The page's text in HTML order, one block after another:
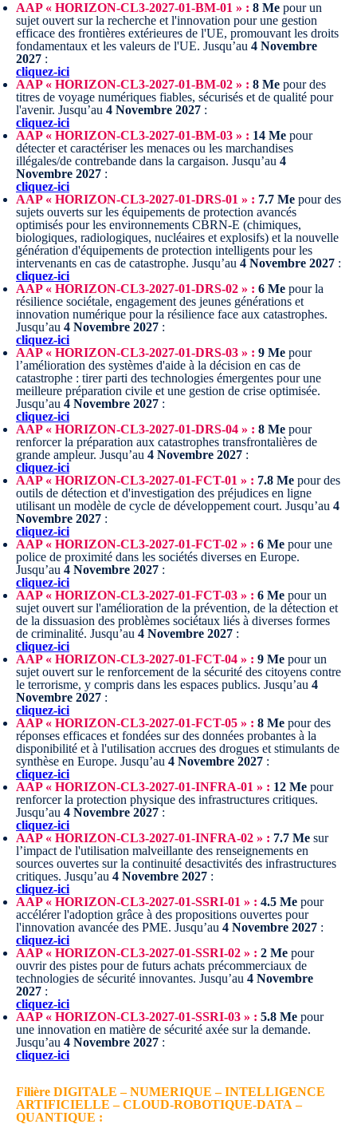
AAP « HORIZON-CL3-2027-01-BM-01 » : 8 Me pour un
sujet ouvert sur la recherche et l'innovation pour une gestion
efficace des frontières extérieures de l'UE, promouvant les droits
fondamentaux et les valeurs de l'UE. Jusqu’au 4 Novembre
2027 :
cliquez-ici
AAP « HORIZON-CL3-2027-01-BM-02 » : 8 Me pour des
titres de voyage numériques fiables, sécurisés et de qualité pour
l'avenir. Jusqu’au 4 Novembre 2027 :
cliquez-ici
AAP « HORIZON-CL3-2027-01-BM-03 » : 14 Me pour
détecter et caractériser les menaces ou les marchandises
illégales/de contrebande dans la cargaison. Jusqu’au 4
Novembre 2027 :
cliquez-ici
AAP « HORIZON-CL3-2027-01-DRS-01 » : 7.7 Me pour des
sujets ouverts sur les équipements de protection avancés
optimisés pour les environnements CBRN-E (chimiques,
biologiques, radiologiques, nucléaires et explosifs) et la nouvelle
génération d'équipements de protection intelligents pour les
intervenants en cas de catastrophe. Jusqu’au 4 Novembre 2027 :
cliquez-ici
AAP « HORIZON-CL3-2027-01-DRS-02 » : 6 Me pour la
résilience sociétale, engagement des jeunes générations et
innovation numérique pour la résilience face aux catastrophes.
Jusqu’au 4 Novembre 2027 :
cliquez-ici
AAP « HORIZON-CL3-2027-01-DRS-03 » : 9 Me pour
l’amélioration des systèmes d'aide à la décision en cas de
catastrophe : tirer parti des technologies émergentes pour une
meilleure préparation civile et une gestion de crise optimisée.
Jusqu’au 4 Novembre 2027 :
cliquez-ici
AAP « HORIZON-CL3-2027-01-DRS-04 » : 8 Me pour
renforcer la préparation aux catastrophes transfrontalières de
grande ampleur. Jusqu’au 4 Novembre 2027 :
cliquez-ici
AAP « HORIZON-CL3-2027-01-FCT-01 » : 7.8 Me pour des
outils de détection et d'investigation des préjudices en ligne
utilisant un modèle de cycle de développement court. Jusqu’au 4
Novembre 2027 :
cliquez-ici
AAP « HORIZON-CL3-2027-01-FCT-02 » : 6 Me pour une
police de proximité dans les sociétés diverses en Europe.
Jusqu’au 4 Novembre 2027 :
cliquez-ici
AAP « HORIZON-CL3-2027-01-FCT-03 » : 6 Me pour un
sujet ouvert sur l'amélioration de la prévention, de la détection et
de la dissuasion des problèmes sociétaux liés à diverses formes
de criminalité. Jusqu’au 4 Novembre 2027 :
cliquez-ici
AAP « HORIZON-CL3-2027-01-FCT-04 » : 9 Me pour un
sujet ouvert sur le renforcement de la sécurité des citoyens contre
le terrorisme, y compris dans les espaces publics. Jusqu’au 4
Novembre 2027 :
cliquez-ici
AAP « HORIZON-CL3-2027-01-FCT-05 » : 8 Me pour des
réponses efficaces et fondées sur des données probantes à la
disponibilité et à l'utilisation accrues des drogues et stimulants de
synthèse en Europe. Jusqu’au 4 Novembre 2027 :
cliquez-ici
AAP « HORIZON-CL3-2027-01-INFRA-01 » : 12 Me pour
renforcer la protection physique des infrastructures critiques.
Jusqu’au 4 Novembre 2027 :
cliquez-ici
AAP « HORIZON-CL3-2027-01-INFRA-02 » : 7.7 Me sur
l’impact de l'utilisation malveillante des renseignements en
sources ouvertes sur la continuité desactivités des infrastructures
critiques. Jusqu’au 4 Novembre 2027 :
cliquez-ici
AAP « HORIZON-CL3-2027-01-SSRI-01 » : 4.5 Me pour
accélérer l'adoption grâce à des propositions ouvertes pour
l'innovation avancée des PME. Jusqu’au 4 Novembre 2027 :
cliquez-ici
AAP « HORIZON-CL3-2027-01-SSRI-02 » : 2 Me pour
ouvrir des pistes pour de futurs achats précommerciaux de
technologies de sécurité innovantes. Jusqu’au 4 Novembre
2027 :
cliquez-ici
AAP « HORIZON-CL3-2027-01-SSRI-03 » : 5.8 Me pour
une innovation en matière de sécurité axée sur la demande.
Jusqu’au 4 Novembre 2027 :
cliquez-ici
Filière DIGITALE – NUMERIQUE – INTELLIGENCE
ARTIFICIELLE – CLOUD-ROBOTIQUE-DATA –
QUANTIQUE :